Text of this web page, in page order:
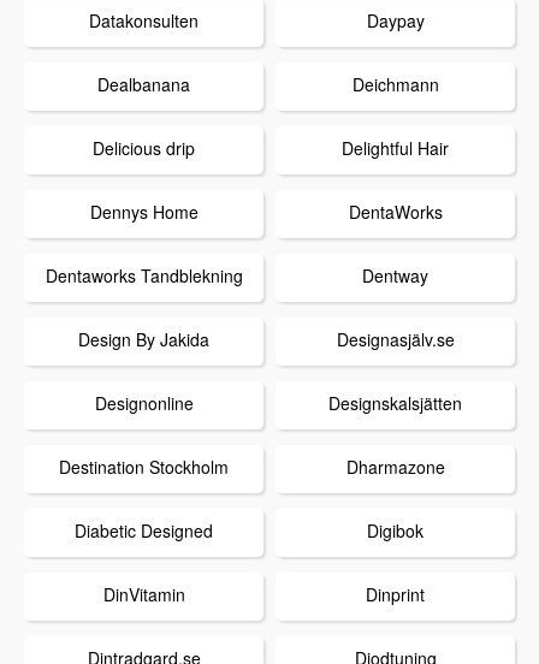
Datakonsulten Daypay
Dealbanana Deichmann
Delicious drip Delightful Hair
Dennys Home DentaWorks
Dentaworks Tandblekning Dentway
Design By Jakida Designasjälv.se
Designonline Designskalsjätten
Destination Stockholm Dharmazone
Diabetic Designed Digibok
DinVitamin Dinprint
Dintradgard.se Diodtuning